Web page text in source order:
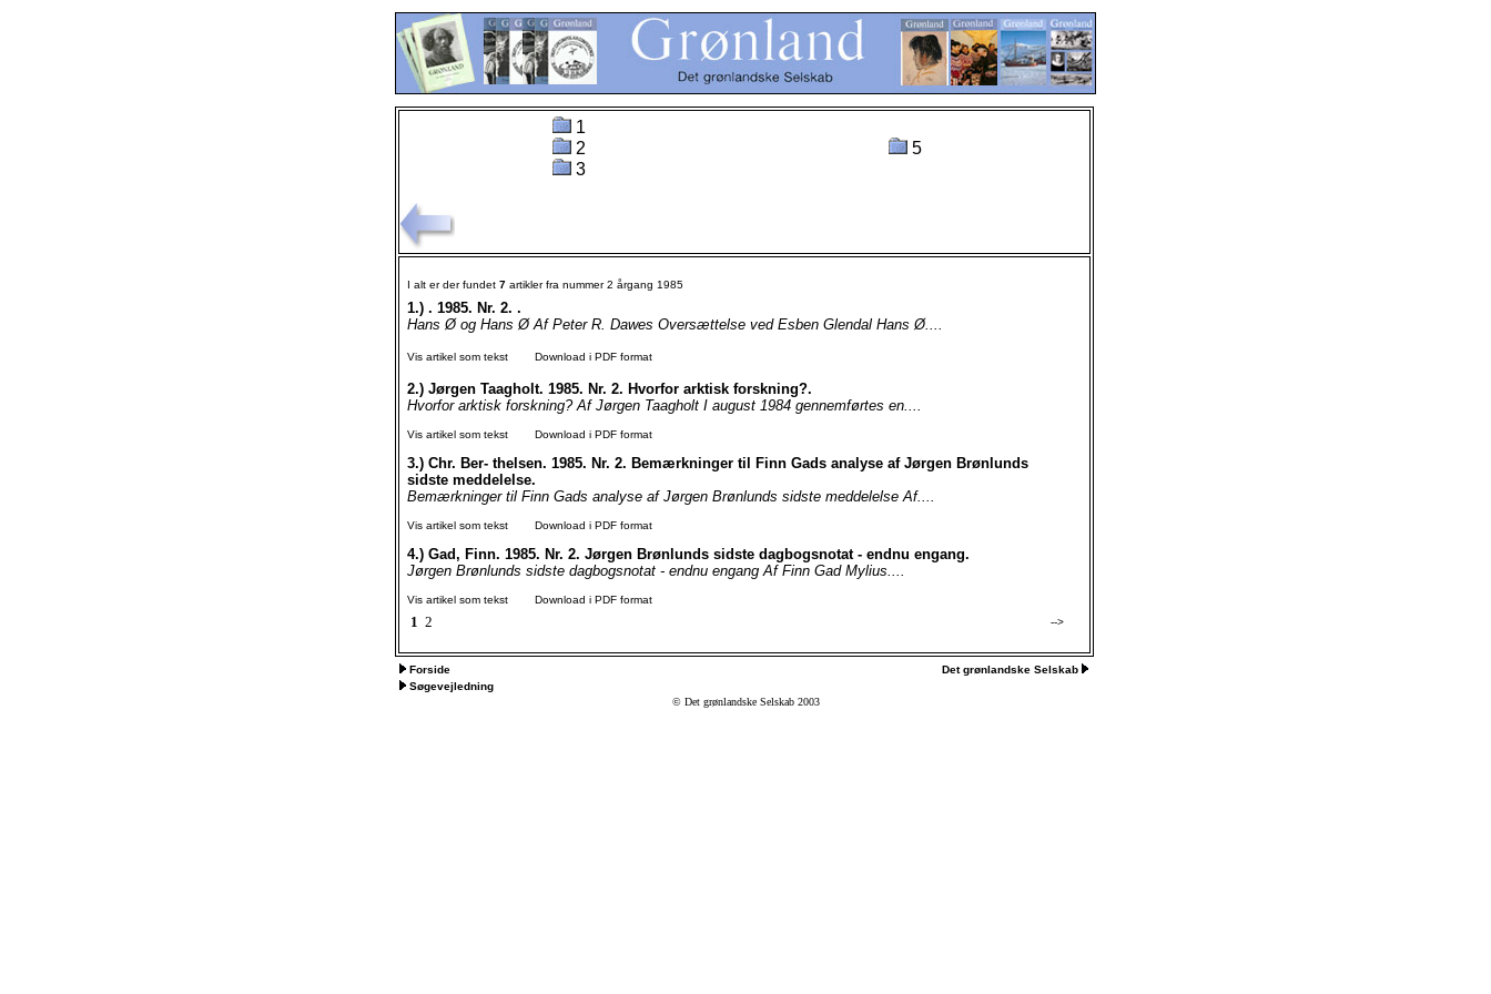
1
2
3
5
I alt er der fundet 7 artikler fra nummer 2 årgang 1985
1.) . 1985. Nr. 2. .
Hans Ø og Hans Ø Af Peter R. Dawes Oversættelse ved Esben Glendal Hans Ø....
Vis artikel som tekst Download i PDF format
2.) Jørgen Taagholt. 1985. Nr. 2. Hvorfor arktisk forskning?.
Hvorfor arktisk forskning? Af Jørgen Taagholt I august 1984 gennemførtes en....
Vis artikel som tekst Download i PDF format
3.) Chr. Ber- thelsen. 1985. Nr. 2. Bemærkninger til Finn Gads analyse af Jørgen Brønlunds
sidste meddelelse.
Bemærkninger til Finn Gads analyse af Jørgen Brønlunds sidste meddelelse Af....
Vis artikel som tekst Download i PDF format
4.) Gad, Finn. 1985. Nr. 2. Jørgen Brønlunds sidste dagbogsnotat - endnu engang.
Jørgen Brønlunds sidste dagbogsnotat - endnu engang Af Finn Gad Mylius....
Vis artikel som tekst Download i PDF format
1 2 -->
Forside
Det grønlandske Selskab
Søgevejledning
© Det grønlandske Selskab 2003